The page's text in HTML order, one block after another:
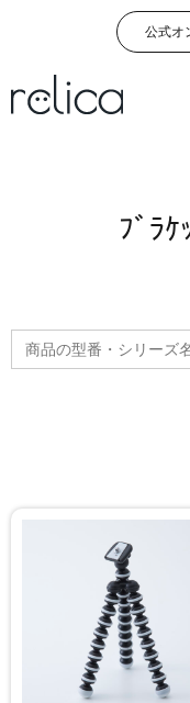
公式オ
ﾌﾞﾗｹ
Search
for: